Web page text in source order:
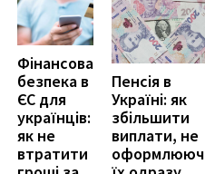
Фінансова
безпека в
ЄС для
українців:
як не
втратити
Пенсія в
Україні: як
збільшити
виплати, не